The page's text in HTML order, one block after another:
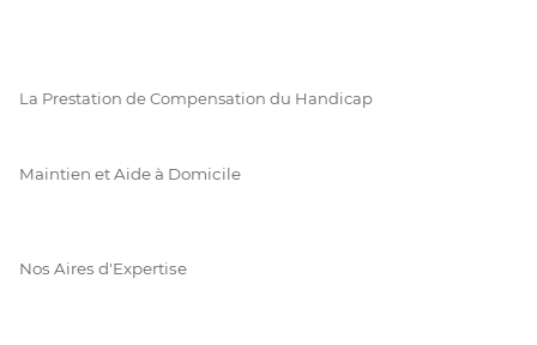
La Prestation de Compensation du Handicap
Maintien et Aide à Domicile
Nos Aires d'Expertise